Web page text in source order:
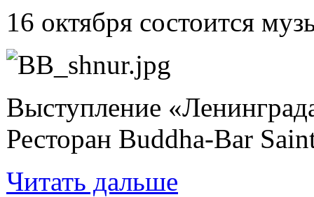
16 октября состоится
Выступление
Ресторан Buddha-Bar
Читать дальше